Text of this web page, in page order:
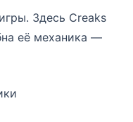
Здесь Creaks
её механика —